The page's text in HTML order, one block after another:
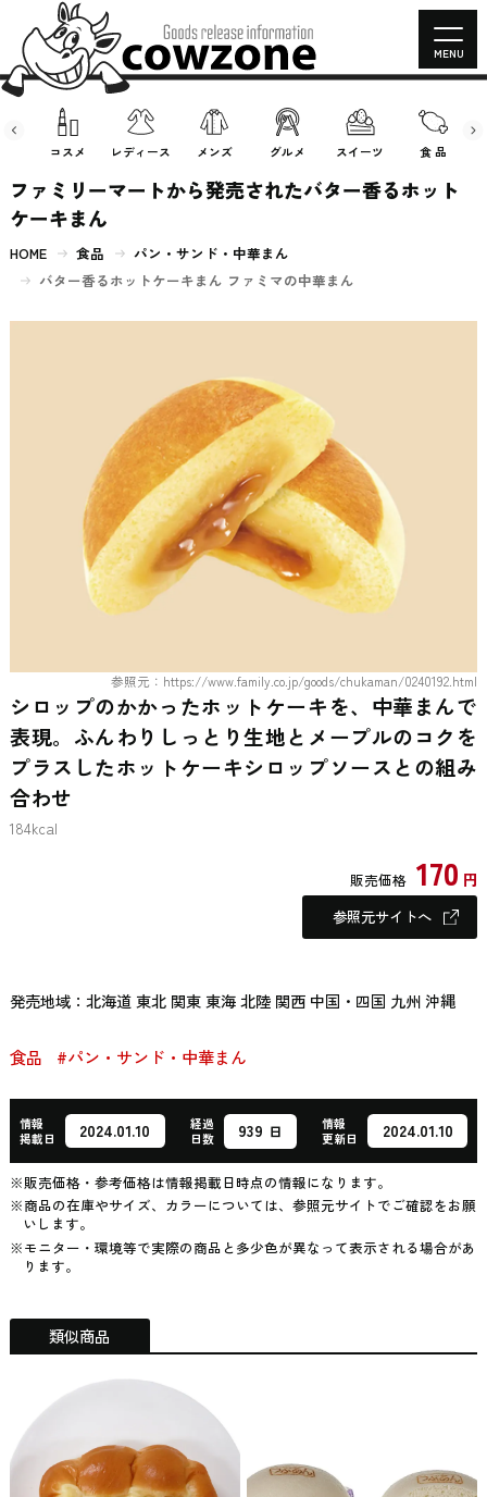
コスメ レディース メンズ グルメ スイーツ 食 品
MENU
ファミリーマートから発売されたバター香るホット
ケーキまん
HOME 食品
パン・サンド・中華まん
バター香るホットケーキまん ファミマの中華まん
参照元：https://www.family.co.jp/goods/chukaman/0240192.html
シロップのかかったホットケーキを、中華まんで
表現。ふんわりしっとり生地とメープルのコクを
プラスしたホットケーキシロップソースとの組み
合わせ
184kcal
販売価格 170 円
参照元サイトへ
発売地域：北海道 東北 関東 東海 北陸 関西 中国・四国 九州 沖縄
食品 #パン・サンド・中華まん
情報
掲載日
2024.01.10
経過
日数
939 日
情報
更新日
2024.01.10
※販売価格・参考価格は情報掲載日時点の情報になります。
※商品の在庫やサイズ、カラーについては、参照元サイトでご確認をお願
いします。
※モニター・環境等で実際の商品と多少色が異なって表示される場合があ
ります。
類似商品